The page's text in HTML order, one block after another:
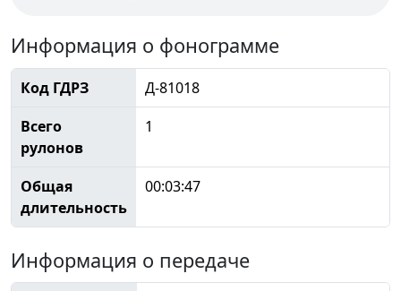
Информация о фонограмме
Код ГДРЗ
Д-81018
Всего
рулонов
1
Общая
длительность
00:03:47
Информация о передаче